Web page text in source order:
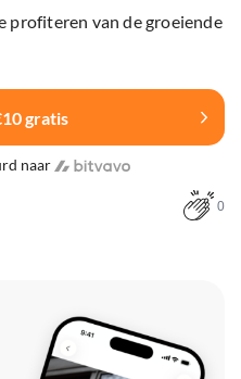
profiteren van de groeiende
gratis
naar
0